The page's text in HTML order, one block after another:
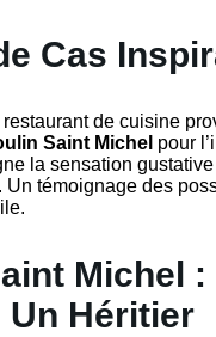
Cas
de cuisine
Saint Michel pour
la sensation
Un témoignage des
Michel :
Un Héritier